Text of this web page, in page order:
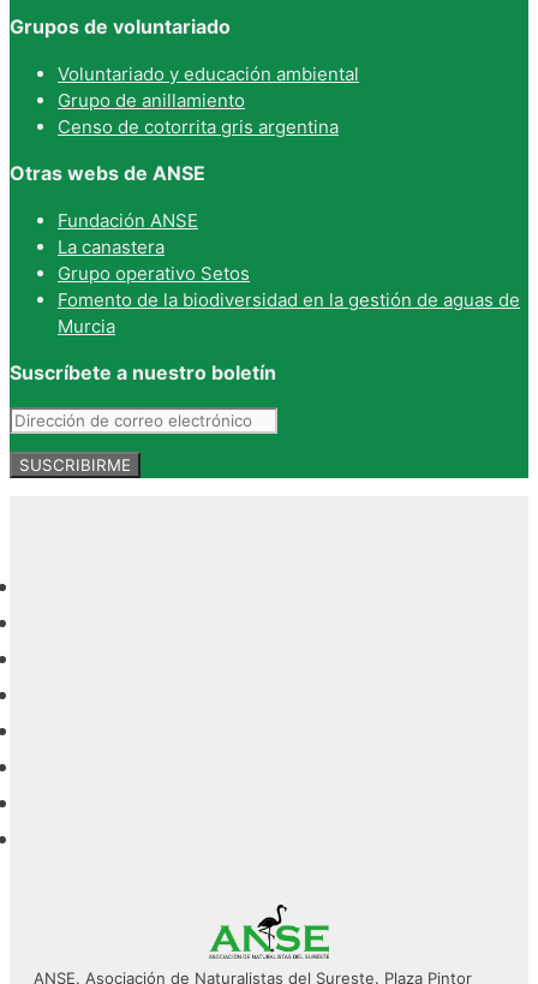
Grupos de voluntariado
Voluntariado y educación ambiental
Grupo de anillamiento
Censo de cotorrita gris argentina
Otras webs de ANSE
Fundación ANSE
La canastera
Grupo operativo Setos
Fomento de la biodiversidad en la gestión de aguas de
Murcia
Suscríbete a nuestro boletín
ANSE. Asociación de Naturalistas del Sureste. Plaza Pintor